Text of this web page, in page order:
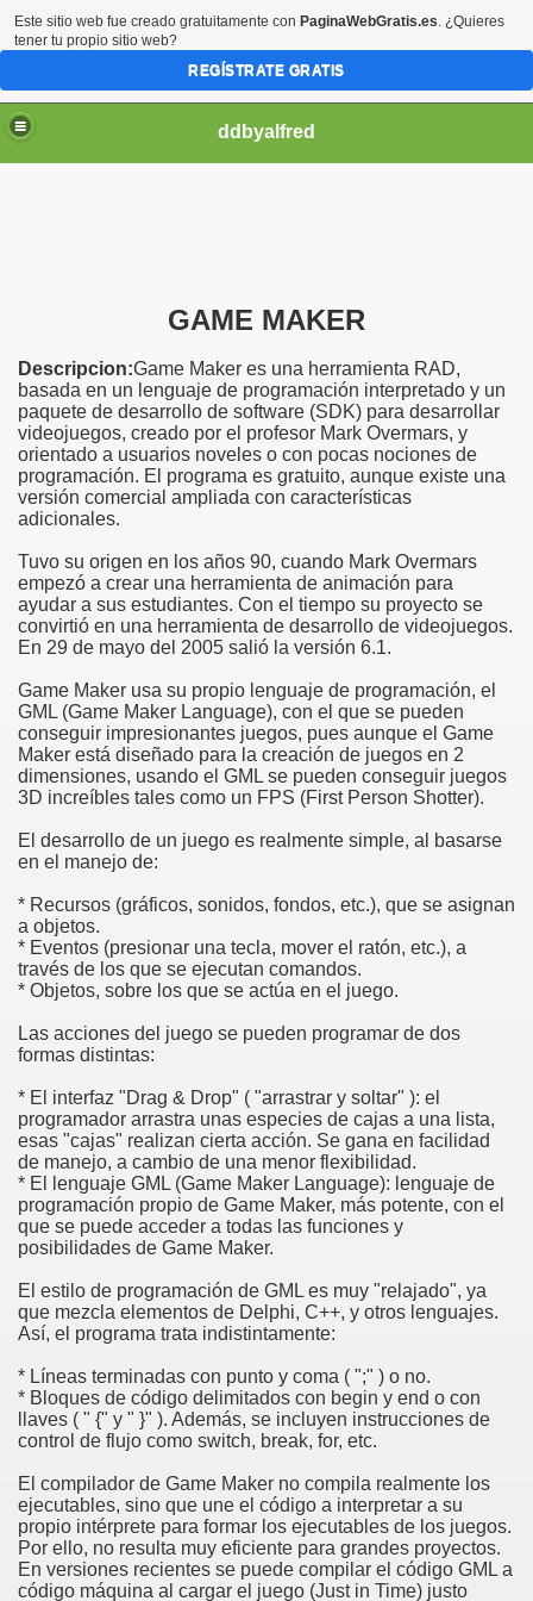
ddbyalfred
GAME MAKER
Descripcion:Game Maker es una herramienta RAD,
basada en un lenguaje de programación interpretado y un
paquete de desarrollo de software (SDK) para desarrollar
videojuegos, creado por el profesor Mark Overmars, y
orientado a usuarios noveles o con pocas nociones de
programación. El programa es gratuito, aunque existe una
versión comercial ampliada con características
adicionales.
Tuvo su origen en los años 90, cuando Mark Overmars
empezó a crear una herramienta de animación para
ayudar a sus estudiantes. Con el tiempo su proyecto se
convirtió en una herramienta de desarrollo de videojuegos.
En 29 de mayo del 2005 salió la versión 6.1.
Game Maker usa su propio lenguaje de programación, el
GML (Game Maker Language), con el que se pueden
conseguir impresionantes juegos, pues aunque el Game
Maker está diseñado para la creación de juegos en 2
dimensiones, usando el GML se pueden conseguir juegos
3D increíbles tales como un FPS (First Person Shotter).
El desarrollo de un juego es realmente simple, al basarse
en el manejo de:
* Recursos (gráficos, sonidos, fondos, etc.), que se asignan
a objetos.
* Eventos (presionar una tecla, mover el ratón, etc.), a
través de los que se ejecutan comandos.
* Objetos, sobre los que se actúa en el juego.
Las acciones del juego se pueden programar de dos
formas distintas:
* El interfaz "Drag & Drop" ( "arrastrar y soltar" ): el
programador arrastra unas especies de cajas a una lista,
esas "cajas" realizan cierta acción. Se gana en facilidad
de manejo, a cambio de una menor flexibilidad.
* El lenguaje GML (Game Maker Language): lenguaje de
programación propio de Game Maker, más potente, con el
que se puede acceder a todas las funciones y
posibilidades de Game Maker.
El estilo de programación de GML es muy "relajado", ya
que mezcla elementos de Delphi, C++, y otros lenguajes.
Así, el programa trata indistintamente:
* Líneas terminadas con punto y coma ( ";" ) o no.
* Bloques de código delimitados con begin y end o con
llaves ( " {" y " }" ). Además, se incluyen instrucciones de
control de flujo como switch, break, for, etc.
El compilador de Game Maker no compila realmente los
ejecutables, sino que une el código a interpretar a su
propio intérprete para formar los ejecutables de los juegos.
Por ello, no resulta muy eficiente para grandes proyectos.
En versiones recientes se puede compilar el código GML a
código máquina al cargar el juego (Just in Time) justo
Este sitio web fue creado gratuitamente con PaginaWebGratis.es. ¿Quieres
tener tu propio sitio web?
REGÍSTRATE GRATIS